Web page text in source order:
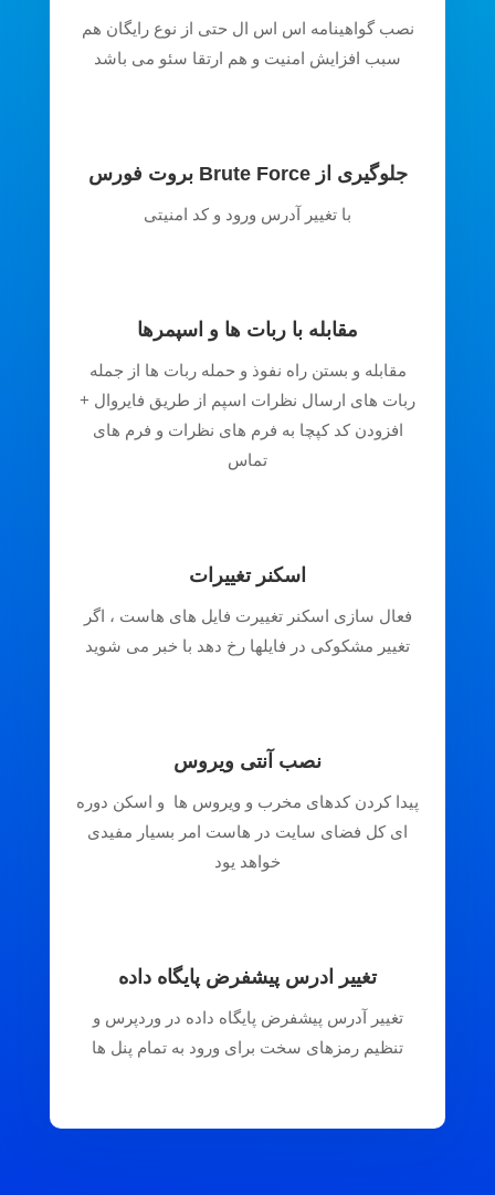
نصب گواهینامه اس اس ال حتی از نوع رایگان هم
سبب افزایش امنیت و هم ارتقا سئو می باشد
جلوگیری از Brute Force بروت فورس
با تغییر آدرس ورود و کد امنیتی
مقابله با ربات ها و اسپمرها
مقابله و بستن راه نفوذ و حمله ربات ها از جمله
ربات های ارسال نظرات اسپم از طریق فایروال +
افزودن کد کپچا به فرم های نظرات و فرم های
تماس
اسکنر تغییرات
فعال سازی اسکنر تغییرت فایل های هاست ، اگر
تغییر مشکوکی در فایلها رخ دهد با خبر می شوید
نصب آنتی ویروس
پیدا کردن کدهای مخرب و ویروس ها و اسکن دوره
ای کل فضای سایت در هاست امر بسیار مفیدی
خواهد یود
تغییر ادرس پیشفرض پایگاه داده
تغییر آدرس پیشفرض پایگاه داده در وردپرس و
تنظیم رمزهای سخت برای ورود به تمام پنل ها